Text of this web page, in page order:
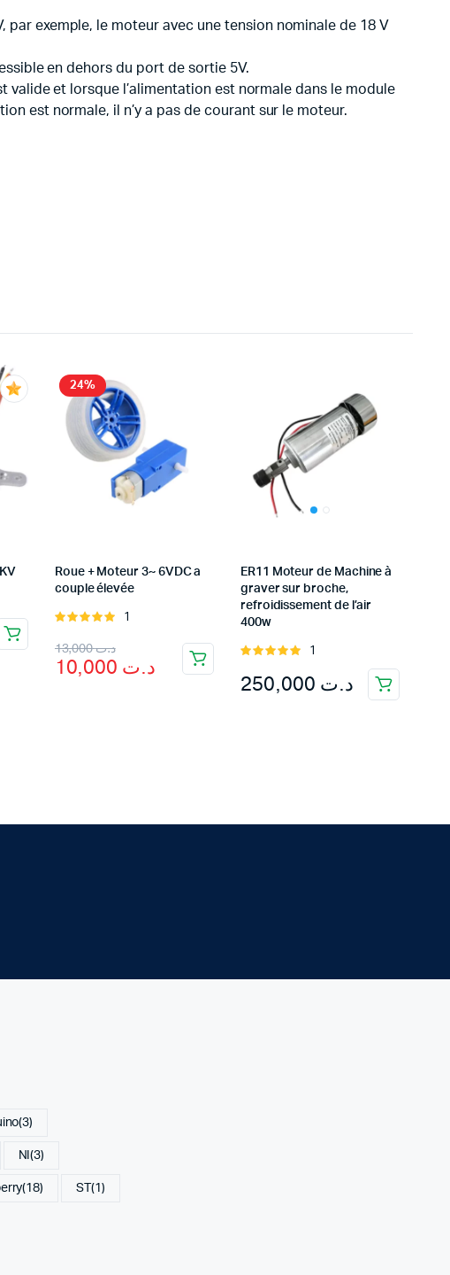
exemple, le moteur avec une tension nominale de 18 V
en dehors du port de sortie 5V.
valide et lorsque l’alimentation est normale dans le module
est normale, il n’y a pas de courant sur le moteur.
24%
Roue + Moteur 3~ 6VDC a
couple élevée
Rated
5
1
د.ت13,000
Original
price
د.ت
Current
price
ER11 Moteur de Machine à
graver sur broche,
refroidissement de l’air
400w
Rated
5
1
د.ت
(3)
NI(3)
(18) ST(1)